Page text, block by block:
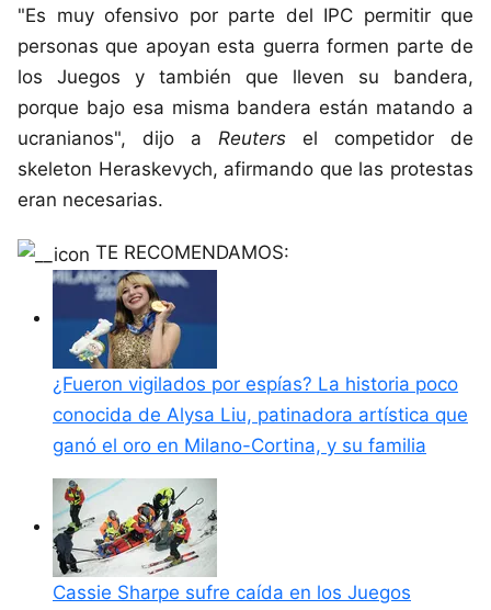
"Es muy ofensivo por parte del IPC permitir que
personas que apoyan esta guerra formen parte de
los Juegos y también que lleven su bandera,
porque bajo esa misma bandera están matando a
ucranianos", dijo a Reuters el competidor de
skeleton Heraskevych, afirmando que las protestas
eran necesarias.
TE RECOMENDAMOS:
¿Fueron vigilados por espías? La historia poco
conocida de Alysa Liu, patinadora artística que
ganó el oro en Milano-Cortina, y su familia
Cassie Sharpe sufre caída en los Juegos